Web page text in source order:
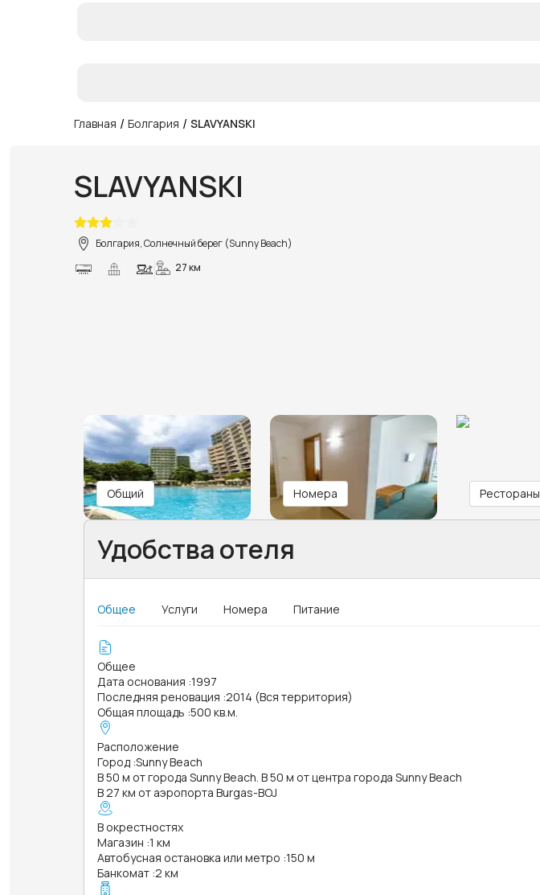
Главная / Болгария / SLAVYANSKI
SLAVYANSKI
Болгария, Солнечный берег (Sunny Beach)
27 км
Общий Номера Рестораны
Удобства отеля
Общее Услуги Номера Питание
Общее
Дата основания :1997
Последняя реновация :2014 (Вся территория)
Общая площадь :500 кв.м.
Расположение
Город :Sunny Beach
В 50 м от города Sunny Beach. В 50 м от центра города Sunny Beach
В 27 км от аэропорта Burgas-BOJ
В окрестностях
Магазин :1 км
Автобусная остановка или метро :150 м
Банкомат :2 км